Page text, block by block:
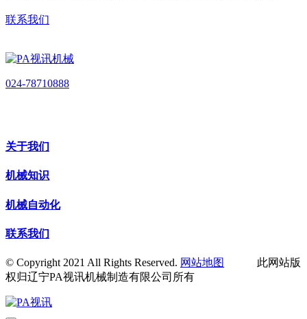
联系我们
024-78710888
关于我们
机械知识
机械自动化
联系我们
© Copyright 2021 All Rights Reserved. 网站地图
此网站版
权归辽宁PA视讯机械制造有限公司所有